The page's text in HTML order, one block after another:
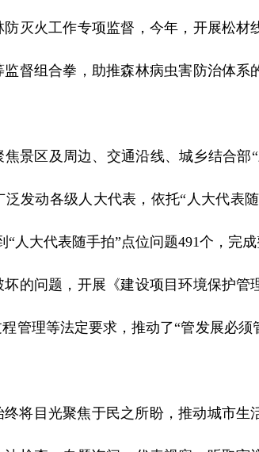
灭火工作专项监督，今年，开展松材
督组合拳，助推森林病虫害防治体系
焦景区及周边、交通沿线、城乡结合部
发动各级人大代表，依托“人大代表
大代表随手拍”点位问题491个，完成
的问题，开展《建设项目环境保护管
管理等法定要求，推动了“管发展必
终将目光聚焦于民之所盼，推动城市生